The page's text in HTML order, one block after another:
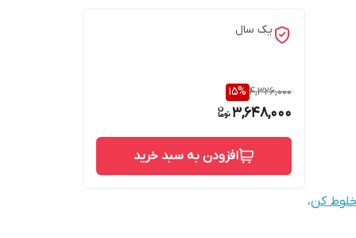
کن،
یک سال
4,326,000
15%
3,648,000
افزودن به سبد خرید